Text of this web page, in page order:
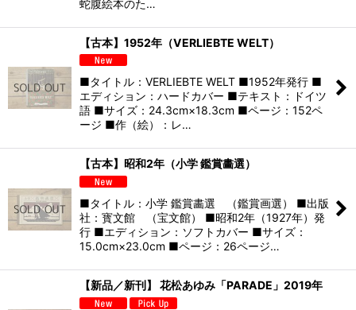
蛇腹絵本のた…
【古本】1952年（VERLIEBTE WELT）
■タイトル：VERLIEBTE WELT ■1952年発行 ■
エディション：ハードカバー ■テキスト：ドイツ
語 ■サイズ：24.3cm×18.3cm ■ページ：152ペ
ージ ■作（絵）：レ…
【古本】昭和2年（小学 鑑賞畵選）
■タイトル：小学 鑑賞畵選 （鑑賞画選） ■出版
社：寳文館 （宝文館） ■昭和2年（1927年）発
行 ■エディション：ソフトカバー ■サイズ：
15.0cm×23.0cm ■ページ：26ページ…
【新品／新刊】 花松あゆみ「PARADE」2019年